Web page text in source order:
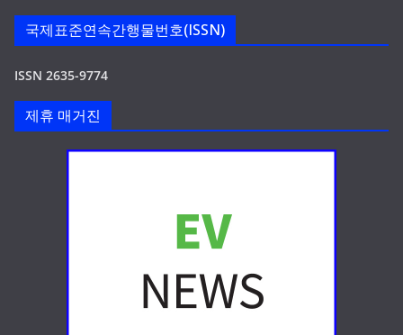
국제표준연속간행물번호(ISSN)
ISSN 2635-9774
제휴 매거진